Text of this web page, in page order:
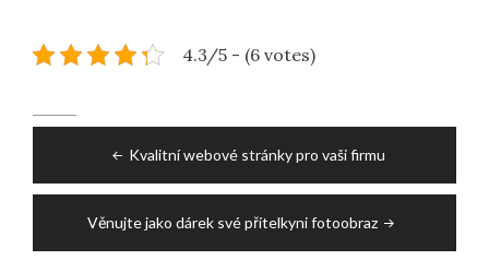
4.3/5 - (6 votes)
navigationKvalitní webové stránky pro vaši firmu
Věnujte jako dárek své přítelkyni fotoobraz